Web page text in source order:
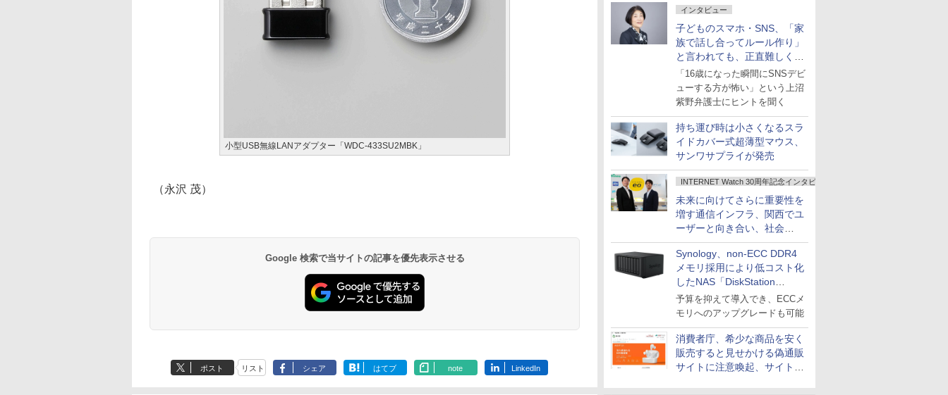
インタビュー
子どものスマホ・SNS、「家
族で話し合ってルール作り」
と言われても、正直難しくな
いですか？
「16歳になった瞬間にSNSデビ
ューする方が怖い」という上沼
紫野弁護士にヒントを聞く
持ち運び時は小さくなるスラ
イドカバー式超薄型マウス、
サンワサプライが発売
INTERNET Watch 30周年記念インタビュー
未来に向けてさらに重要性を
増す通信インフラ、関西でユ
ーザーと向き合い、社会
の“あたらしい”を起動し続け
る～オプテージ
Synology、non-ECC DDR4
メモリ採用により低コスト化
したNAS「DiskStation
neo+」シリーズ
予算を抑えて導入でき、ECCメ
モリへのアップグレードも可能
消費者庁、希少な商品を安く
販売すると見せかける偽通販
サイトに注意喚起、サイト名
小型USB無線LANアダプター「WDC-433SU2MBK」
（永沢 茂）
Google 検索で当サイトの記事を優先表示させる
ポスト リスト シェア はてブ note LinkedIn